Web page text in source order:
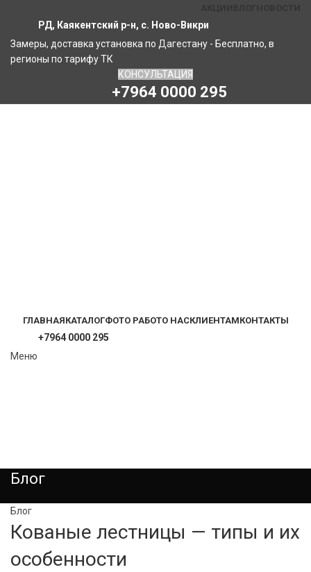
РД, Каякентский р-н, с. Ново-Викри
Замеры, доставка установка по Дагестану - Бесплатно, в
регионы по тарифу ТК
КОНСУЛЬТАЦИЯ
+7964 0000 295
ГЛАВНАЯКАТАЛОГФОТО РАБОТО НАСКЛИЕНТАМКОНТАКТЫ
+7964 0000 295
Меню
Блог
Блог
Кованые лестницы — типы и их
особенности